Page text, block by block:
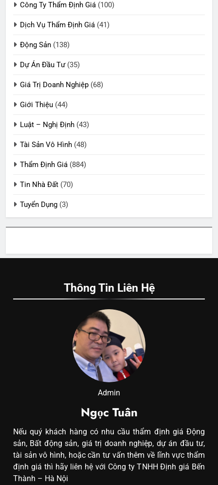
Công Ty Thẩm Định Giá (100)
Dịch Vụ Thẩm Định Giá (41)
Động Sản (138)
Dự Án Đầu Tư(35)
Giá Trị Doanh Nghiệp (68)
Giới Thiệu (44)
Luật – Nghị Định (43)
Tài Sản Vô Hình (48)
Thẩm Định Giá (884)
Tin Nhà Đất (70)
Tuyển Dụng (3)
Thông Tin Liên Hệ
Admin
Ngọc Tuân
Nếu quý khách hàng có nhu cầu thẩm định giá Động
sản, Bất động sản, giá trị doanh nghiệp, dự án đầu tư,
tài sản vô hình, hoặc cần tư vấn thêm về lĩnh vực thẩm
định giá thì hãy liên hệ với Công ty TNHH Định giá Bến
Thành – Hà Nội